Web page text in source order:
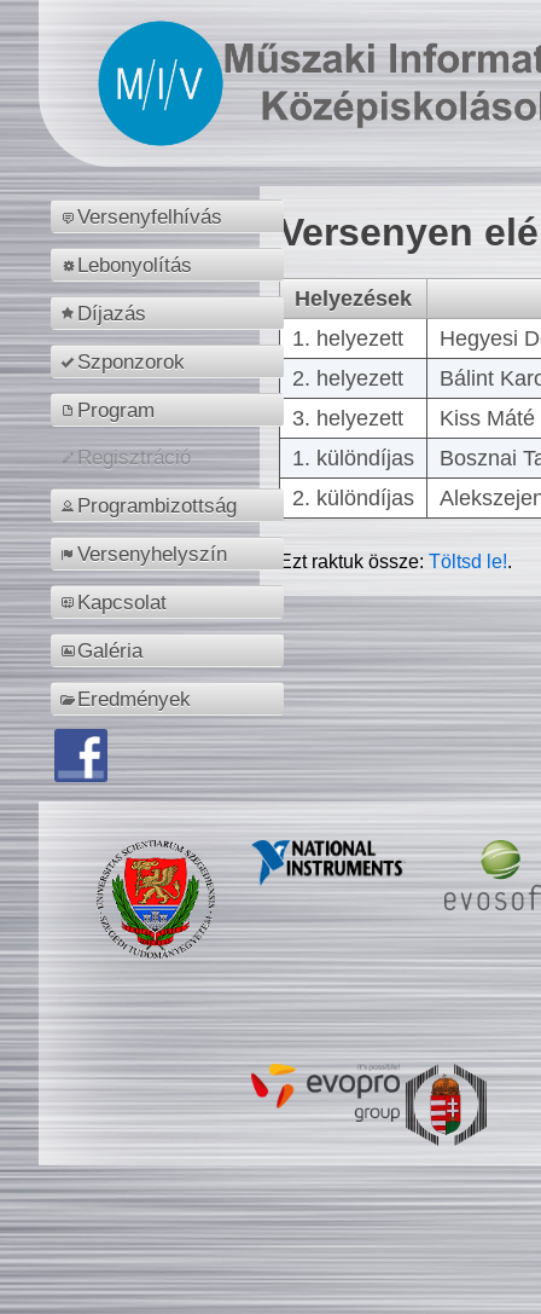
Versenyfelhívás
Lebonyolítás
Díjazás
Szponzorok
Program
Regisztráció
Programbizottság
Versenyhelyszín
Kapcsolat
Galéria
Eredmények
Versenyen
Helyezések
1. helyezett
Hegyesi
2. helyezett
Bálint
3. helyezett
Kiss
1. különdíjas
Bosznai
2. különdíjas
Ezt raktuk össze:Töltsd le!.